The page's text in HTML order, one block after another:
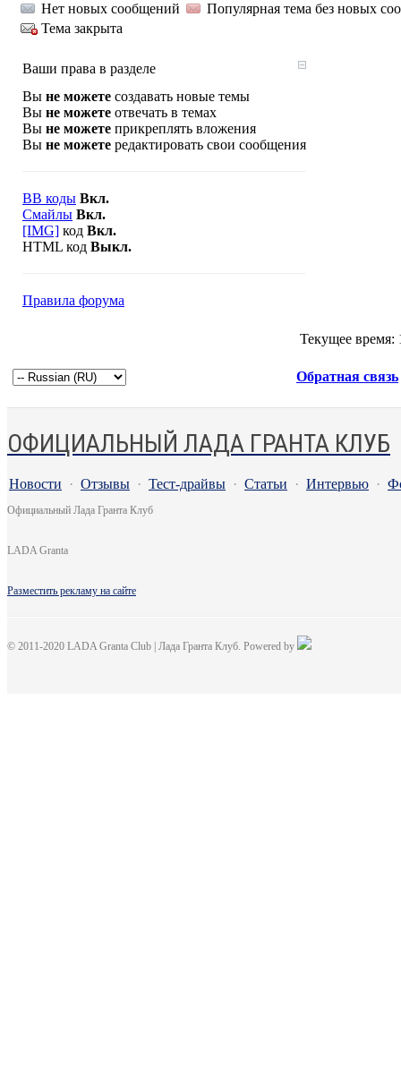
Нет новых сообщений
Популярная тема без новых
Тема закрыта
Ваши права в разделе
Вы не можете создавать новые темы
Вы не можете отвечать в темах
Вы не можете прикреплять вложения
Вы не можете редактировать свои сообщения
BB коды Вкл.
Смайлы Вкл.
[IMG] код Вкл.
HTML код Выкл.
Правила форума
Текущее время:
Обратная связь
ОФИЦИАЛЬНЫЙ ЛАДА ГРАНТА КЛУБ
Новости · Отзывы · Тест-драйвы · Статьи · Интервью ·
Официальный Лада Гранта Клуб
LADA Granta
Разместить рекламу на сайте
© 2011-2020 LADA Granta Club | Лада Гранта Клуб. Powered by